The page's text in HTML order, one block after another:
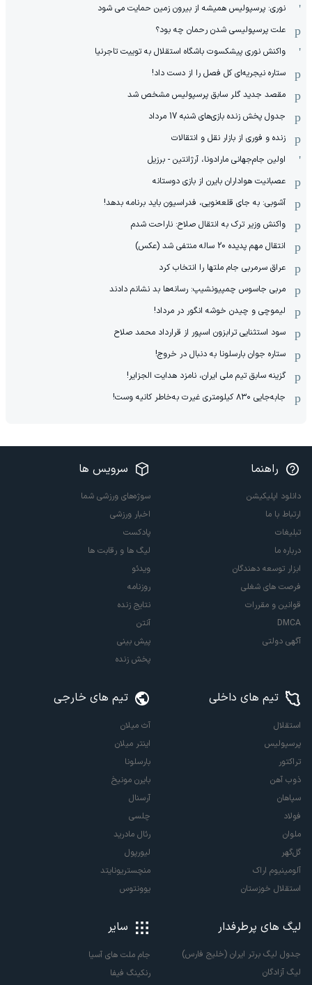
نوری: پرسپولیس همیشه از بیرون زمین حمایت می شود
علت پرسپولیسی شدن رحمان چه بود؟
واکنش نوری پیشکسوت باشگاه استقلال به توییت تاجرنیا
ستاره نیجریه‌ای کل فصل را از دست داد!
مقصد جدید گلر سابق پرسپولیس مشخص شد
جدول پخش زنده بازی‌های شنبه 17 مرداد
زنده و فوری از بازار نقل و انتقالات
اولین جام‌جهانی مارادونا، آرژانتین - برزیل
عصبانیت هواداران بایرن از بازی دوستانه
آشوبی: به جای قلعه‌نویی، فدراسیون باید برنامه بدهد!
واکنش وزیر ترک به انتقال صلاح: ناراحت شدم
انتقال مهم پدیده 20 ساله منتفی شد (عکس)
عراق سرمربی جام ملتها را انتخاب کرد
مربی جاسوس چمپیونشیپ: رسانه‌ها بد نشانم دادند
لیموچی و چیدن خوشه انگور در مرداد!
سود استثنایی ترابزون اسپور از قرارداد محمد صلاح
ستاره جوان بارسلونا به دنبال در خروج!
گزینه سابق تیم ملی ایران، نامزد هدایت الجزایر!
جابه‌جایی ۸۳۰ کیلومتری غیرت به‌خاطر کانیه وست!
راهنما
دانلود اپلیکیشن
ارتباط با ما
تبلیغات
درباره ما
ابزار توسعه دهندگان
فرصت های شغلی
قوانین و مقررات
DMCA
آگهی دولتی
سرویس ها
سوژه‌های ورزشی شما
اخبار ورزشی
پادکست
لیگ ها و رقابت ها
ویدئو
روزنامه
نتایج زنده
آنتن
پیش بینی
پخش زنده
تیم های داخلی
استقلال
پرسپولیس
تراکتور
ذوب آهن
سپاهان
فولاد
ملوان
گل‌گهر
آلومینیوم اراک
استقلال خوزستان
تیم های خارجی
آث میلان
اینتر میلان
بارسلونا
بایرن مونیخ
آرسنال
چلسی
رئال مادرید
لیورپول
منچستریونایتد
یوونتوس
لیگ های پرطرفدار
جدول لیگ برتر ایران (خلیج فارس)
لیگ آزادگان
سایر
جام ملت های آسیا
رنکینگ فیفا